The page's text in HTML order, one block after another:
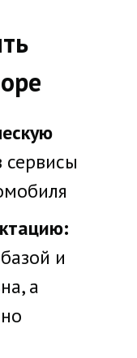
сервисы
и
а